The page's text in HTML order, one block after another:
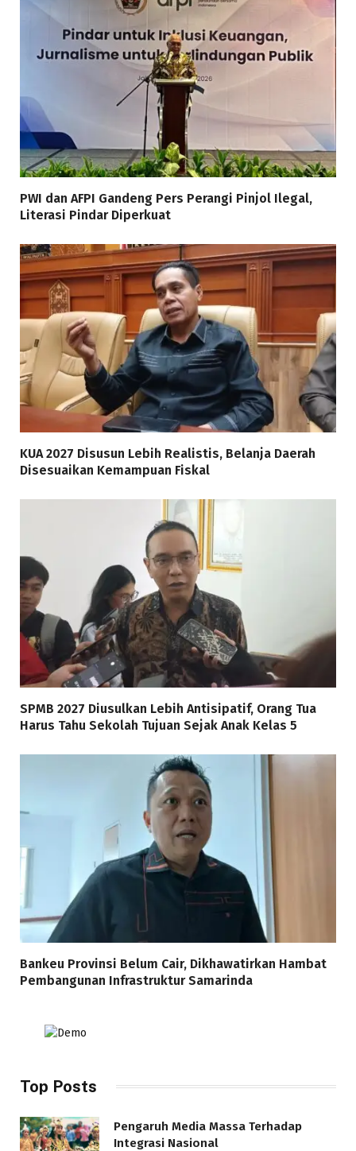
PWI dan AFPI Gandeng Pers Perangi Pinjol Ilegal,
Literasi Pindar Diperkuat
KUA 2027 Disusun Lebih Realistis, Belanja Daerah
Disesuaikan Kemampuan Fiskal
SPMB 2027 Diusulkan Lebih Antisipatif, Orang Tua
Harus Tahu Sekolah Tujuan Sejak Anak Kelas 5
Bankeu Provinsi Belum Cair, Dikhawatirkan Hambat
Pembangunan Infrastruktur Samarinda
Top Posts
Pengaruh Media Massa Terhadap
Integrasi Nasional